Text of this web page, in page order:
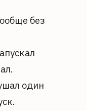
без
один